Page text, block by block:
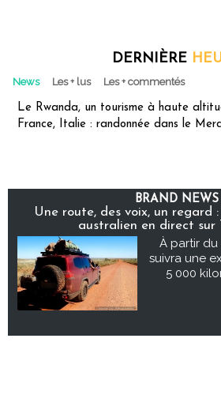
DERNIÈRE
News Les + lus Les + commentés
Le Rwanda, un tourisme à haute
France, Italie : randonnée dans le
BRAND NEWS
Une route, des voix, un regard
australien en direct sur
À partir du
suivra une
5 000